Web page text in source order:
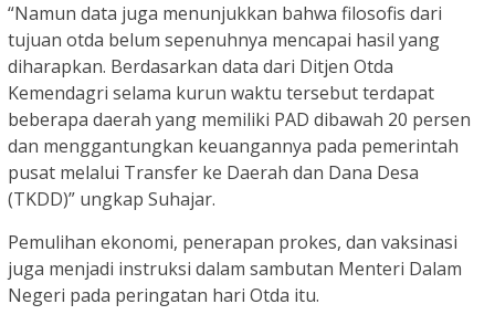
“Namun data juga menunjukkan bahwa filosofis dari
tujuan otda belum sepenuhnya mencapai hasil yang
diharapkan. Berdasarkan data dari Ditjen Otda
Kemendagri selama kurun waktu tersebut terdapat
beberapa daerah yang memiliki PAD dibawah 20 persen
dan menggantungkan keuangannya pada pemerintah
pusat melalui Transfer ke Daerah dan Dana Desa
(TKDD)” ungkap Suhajar.
Pemulihan ekonomi, penerapan prokes, dan vaksinasi
juga menjadi instruksi dalam sambutan Menteri Dalam
Negeri pada peringatan hari Otda itu.